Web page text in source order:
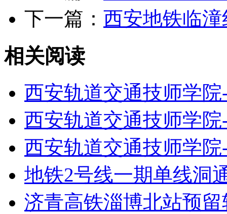
下一篇： 西安地铁临
相关阅读
西安轨道交通技师学
西安轨道交通技师学
西安轨道交通技师学
地铁2号线一期单线洞
济青高铁淄博北站预